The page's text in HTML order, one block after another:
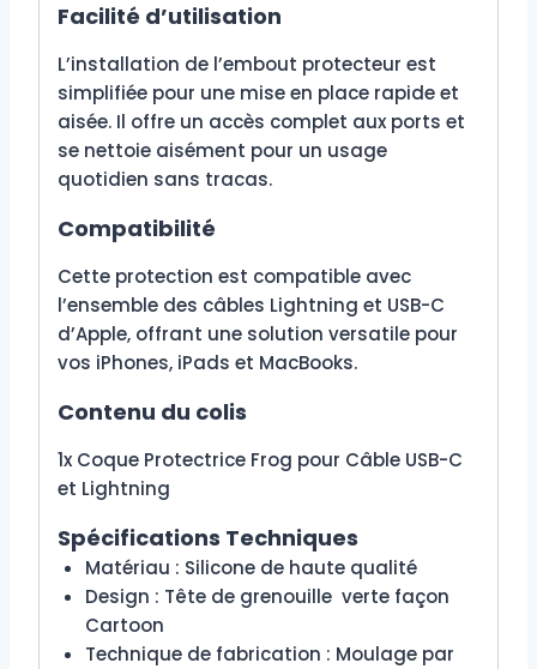
Facilité d’utilisation
L’installation de l’embout protecteur est
simplifiée pour une mise en place rapide et
aisée. Il offre un accès complet aux ports et
se nettoie aisément pour un usage
quotidien sans tracas.
Compatibilité
Cette protection est compatible avec
l’ensemble des câbles Lightning et USB-C
d’Apple, offrant une solution versatile pour
vos iPhones, iPads et MacBooks.
Contenu du colis
1x Coque Protectrice Frog pour Câble USB-C
et Lightning
Spécifications Techniques
Matériau : Silicone de haute qualité
Design : Tête de grenouille verte façon
Cartoon
Technique de fabrication : Moulage par